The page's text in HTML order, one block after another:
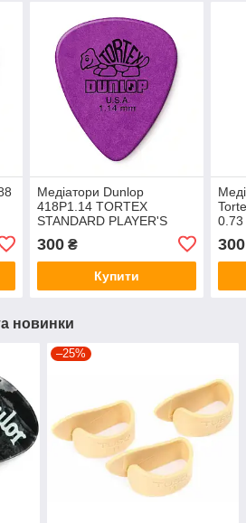
Медіатори Dunlop
418P1.14 TORTEX
STANDARD PLAYER'S
300₴
Купити
0.73
300
новинки
–25%